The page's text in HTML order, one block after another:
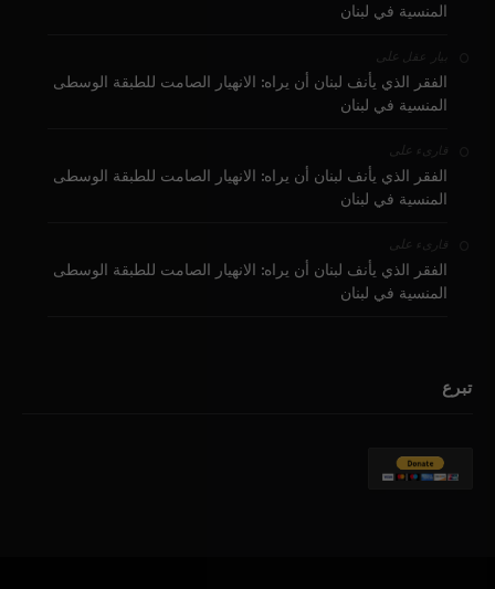
المنسية في لبنان
بيار عقل على
الفقر الذي يأنف لبنان أن يراه: الانهيار الصامت للطبقة الوسطى
المنسية في لبنان
قارىء على
الفقر الذي يأنف لبنان أن يراه: الانهيار الصامت للطبقة الوسطى
المنسية في لبنان
قارىء على
الفقر الذي يأنف لبنان أن يراه: الانهيار الصامت للطبقة الوسطى
المنسية في لبنان
تبرع